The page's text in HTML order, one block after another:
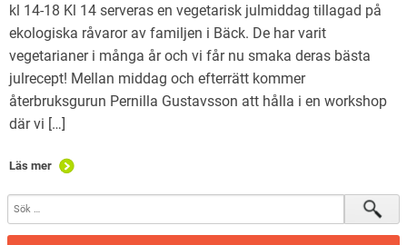
kl 14-18 Kl 14 serveras en vegetarisk julmiddag tillagad på
ekologiska råvaror av familjen i Bäck. De har varit
vegetarianer i många år och vi får nu smaka deras bästa
julrecept! Mellan middag och efterrätt kommer
återbruksgurun Pernilla Gustavsson att hålla i en workshop
där vi […]
Läs mer